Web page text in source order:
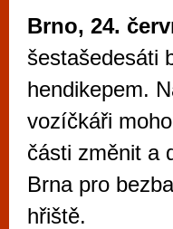
Brno, 24.
šestašedesáti
hendikepem.
vozíčkáři
části změnit a
Brna pro
hřiště.
Mimo jiné je ale
vyzkoušet
metropoli
po moderní
příležitostné